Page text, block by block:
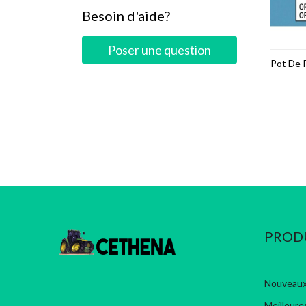
Besoin d'aide?
Poser une question
Pot De